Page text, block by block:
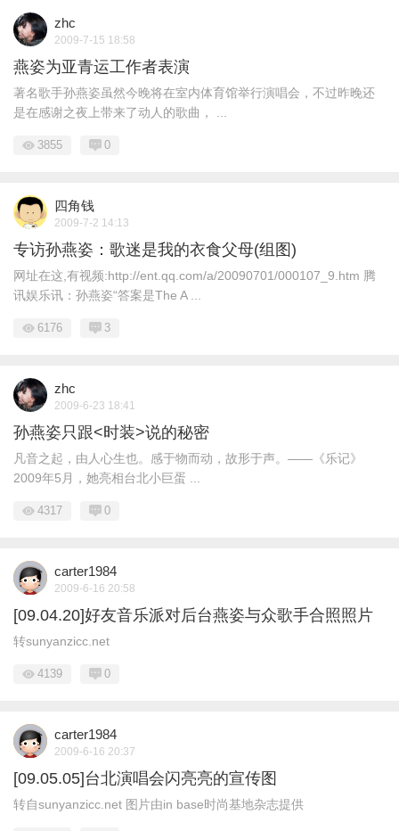
zhc
2009-7-15 18:58
燕姿为亚青运工作者表演
著名歌手孙燕姿虽然今晚将在室内体育馆举行演唱会，不过昨晚还
是在感谢之夜上带来了动人的歌曲， ...
3855 0
四角钱
2009-7-2 14:13
专访孙燕姿：歌迷是我的衣食父母(组图)
网址在这,有视频:http://ent.qq.com/a/20090701/000107_9.htm 腾
讯娱乐讯：孙燕姿“答案是The A ...
6176 3
zhc
2009-6-23 18:41
孙燕姿只跟<时装>说的秘密
凡音之起，由人心生也。感于物而动，故形于声。——《乐记》
2009年5月，她亮相台北小巨蛋 ...
4317 0
carter1984
2009-6-16 20:58
[09.04.20]好友音乐派对后台燕姿与众歌手合照照片
转sunyanzicc.net
4139 0
carter1984
2009-6-16 20:37
[09.05.05]台北演唱会闪亮亮的宣传图
转自sunyanzicc.net 图片由in base时尚基地杂志提供